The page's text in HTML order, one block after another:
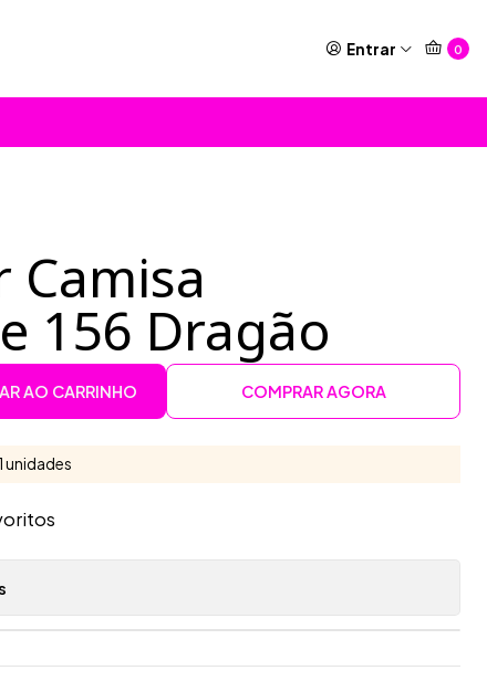
Entrar 0
156 Dragão
AO CARRINHO COMPRAR AGORA
unidades